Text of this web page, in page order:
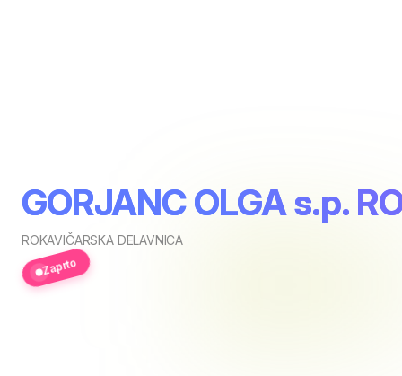
GORJANC OLGA s.p.
ROKAVIČARSKA DELAVNICA
Zaprto